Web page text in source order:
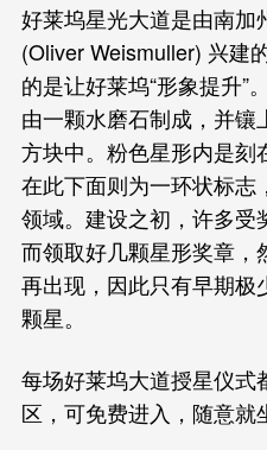
好莱坞星光大道是由南加
(Oliver Weismuller) 兴建
的是让好莱坞“形象提升”
由一颗水磨石制成，并
方块中。粉色星形内是刻
在此下面则为一环状标志
领域。建设之初，许多
而领取好几颗星形奖章，
再出现，因此只有早期极
颗星。
每场好莱坞大道授星仪式
区，可免费进入，随意就